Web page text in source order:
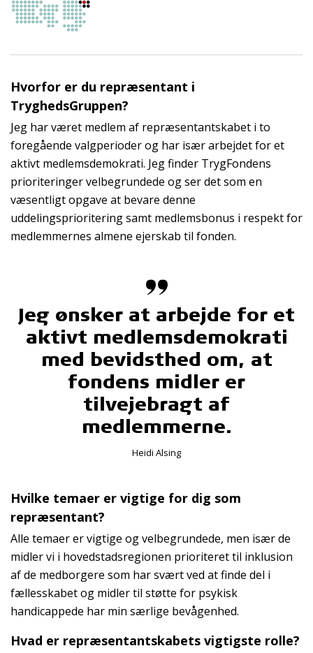
Hvorfor er du repræsentant i
TryghedsGruppen?
Jeg har været medlem af repræsentantskabet i to
foregående valgperioder og har især arbejdet for et
aktivt medlemsdemokrati. Jeg finder TrygFondens
prioriteringer velbegrundede og ser det som en
væsentligt opgave at bevare denne
uddelingsprioritering samt medlemsbonus i respekt for
medlemmernes almene ejerskab til fonden.
Jeg ønsker at arbejde for et
aktivt medlemsdemokrati
med bevidsthed om, at
fondens midler er
tilvejebragt af
medlemmerne.
Heidi Alsing
Hvilke temaer er vigtige for dig som
repræsentant?
Alle temaer er vigtige og velbegrundede, men især de
midler vi i hovedstadsregionen prioriteret til inklusion
af de medborgere som har svært ved at finde del i
fællesskabet og midler til støtte for psykisk
handicappede har min særlige bevågenhed.
Hvad er repræsentantskabets vigtigste rolle?